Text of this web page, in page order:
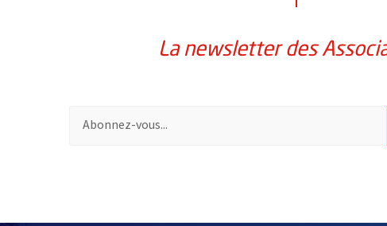
La newsletter des
Pour vous inscrire à la lettre d'information des